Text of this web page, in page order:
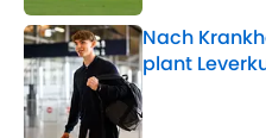
Nach
plant